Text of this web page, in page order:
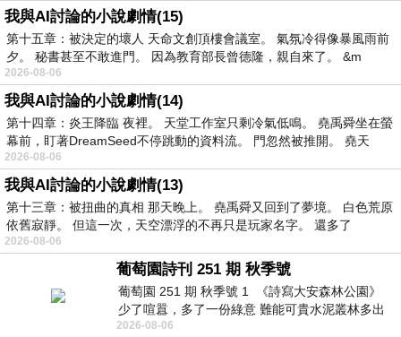
我與AI討論的小說劇情(15)
第十五章：被決定的壞人 天命文創頂樓會議室。 氣氛冷得像暴風雨前
夕。 秘書甚至不敢進門。 因為教育部長曾德隆，親自來了。 &m
2026-08-06
我與AI討論的小說劇情(14)
第十四章：炎王降臨 夜裡。 天堂工作室只剩冷氣低鳴。 堯禹舜坐在螢
幕前，盯著DreamSeed不停跳動的資料流。 門忽然被推開。 堯天
2026-08-06
我與AI討論的小說劇情(13)
第十三章：被扭曲的真相 那天晚上。 堯禹舜又回到了夢境。 白色荒原
依舊寂靜。 但這一次，天空漂浮的不再只是玩家名字。 還多了
2026-08-06
葡萄園詩刊 251 期 秋季號
葡萄園 251 期 秋季號 1 《詩寫大安森林公園》
少了喧囂，多了一份綠意 難能可貴水泥叢林多出
一
2026-08-06